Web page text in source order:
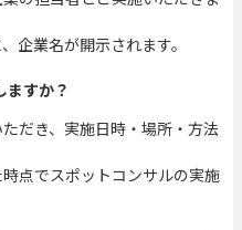
企業名が開示されます。
ますか？
だき、実施日時・場所・方法
点でスポットコンサルの実施